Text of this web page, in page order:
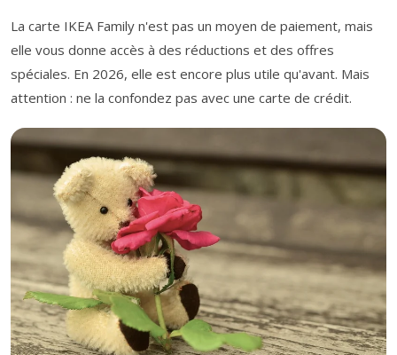
La carte IKEA Family n'est pas un moyen de paiement, mais
elle vous donne accès à des réductions et des offres
spéciales. En 2026, elle est encore plus utile qu'avant. Mais
attention : ne la confondez pas avec une carte de crédit.